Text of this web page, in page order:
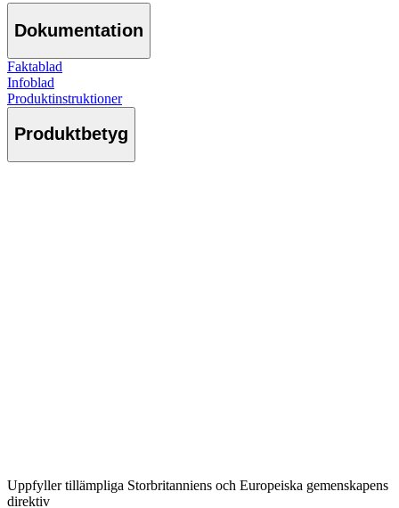
Dokumentation
Faktablad
Infoblad
Produktinstruktioner
Produktbetyg
Uppfyller tillämpliga Storbritanniens och Europeiska gemenskapens
direktiv